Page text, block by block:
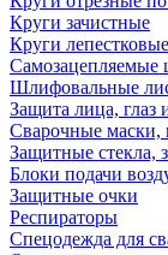
Круги зачистные
Круги
Самозацепляемые
Шлифовальные
Защита лица, глаз
Сварочные
Защитные стекла,
Блоки подачи
Защитные очки
Респираторы
Спецодежда для